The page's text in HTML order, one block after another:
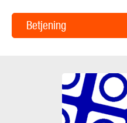
Betjening